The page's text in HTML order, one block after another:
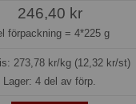
246,40 kr
förpackning = 4*225 g
273,78kr/kg (12,32 kr/st)
Lager: 4 del av förp.